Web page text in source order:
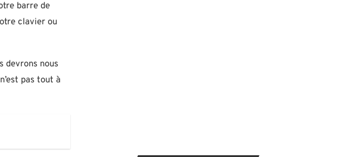
barre de
clavier ou
devrons nous
pas tout à